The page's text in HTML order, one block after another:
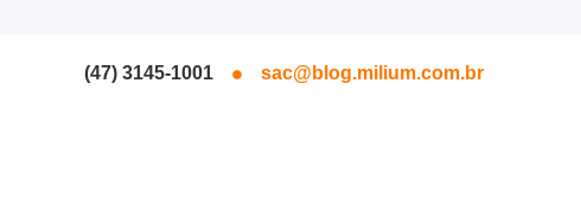
(47) 3145-1001 sac@blog.milium.com.br